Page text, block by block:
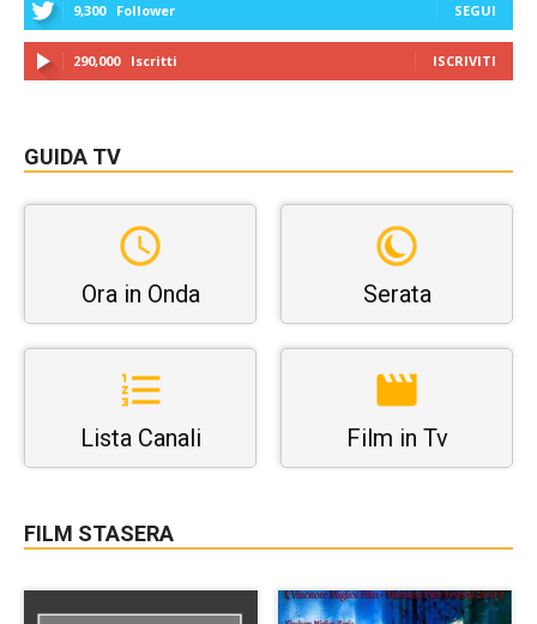
9,300 Follower SEGUI
290,000 Iscritti ISCRIVITI
GUIDA TV
Ora in Onda Serata
Lista Canali Film in Tv
FILM STASERA